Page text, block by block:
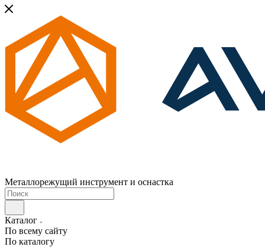
Металлорежущий инструмент и оснастка
Каталог
По всему сайту
По каталогу